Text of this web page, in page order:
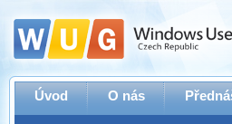
Úvod O nás